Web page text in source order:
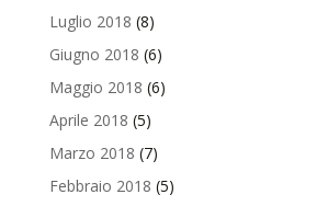
Luglio 2018 (8)
Giugno 2018 (6)
Maggio 2018 (6)
Aprile 2018 (5)
Marzo 2018 (7)
Febbraio 2018 (5)